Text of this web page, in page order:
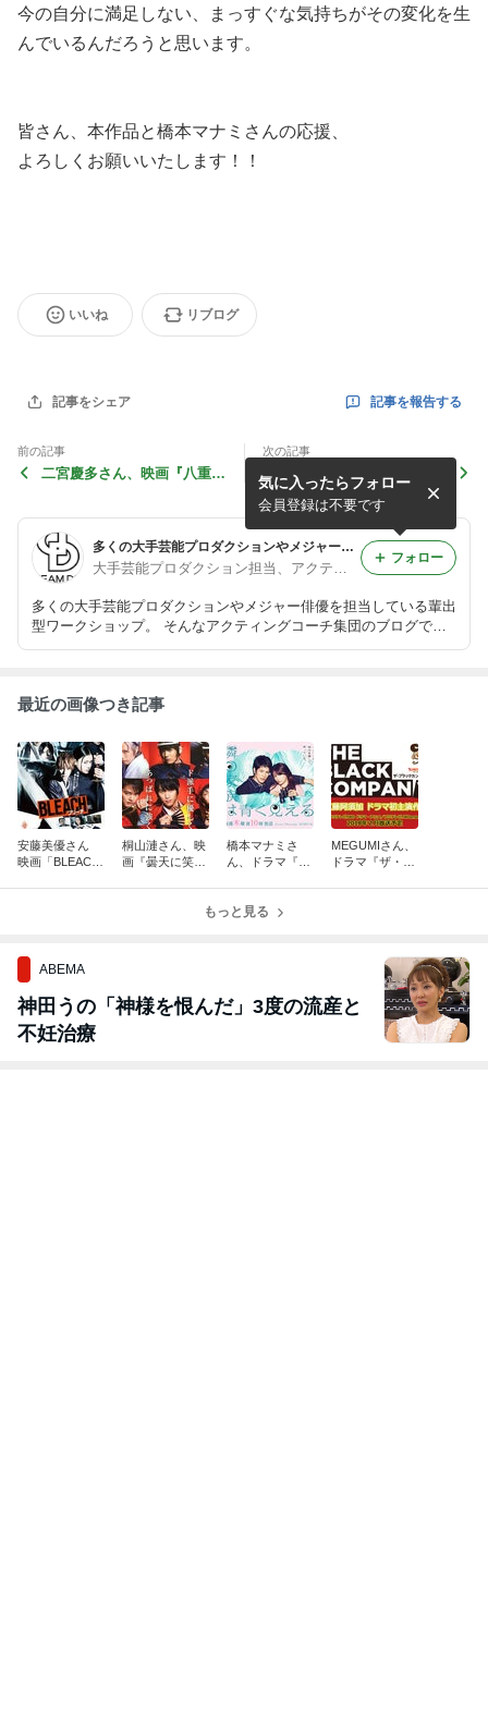
今の自分に満足しない、まっすぐな気持ちがその変化を生
んでいるんだろうと思います。
皆さん、本作品と橋本マナミさんの応援、
よろしくお願いいたします！！
いいね リブログ
記事をシェア 記事を報告する
前の記事
二宮慶多さん、映画『八重子
次の記事
5月のDD-WORKSHOP① ~
落ちる理由を探す~
多くの大手芸能プロダクションやメジャー俳優を担当。輩出型ワークショップDD-WORKSHOP
多くの大手芸能プロダクションやメジャー俳優を担当している輩出
型ワークショップ。 そんなアクティングコーチ集団のブログで
す。
気に入ったらフォロー
会員登録は不要です
フォロー
最近の画像つき記事
安藤美優さん
映画「BLEAC
桐山漣さん、映
画『曇天に笑
橋本マナミさ
ん、ドラマ『隣
MEGUMIさん、
ドラマ『ザ・ブ
もっと見る
ABEMA
神田うの「神様を恨んだ」3度の流産と
不妊治療